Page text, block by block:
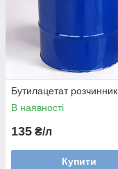
Бутилацетат розчинник
В наявності
135 ₴/л
Купити